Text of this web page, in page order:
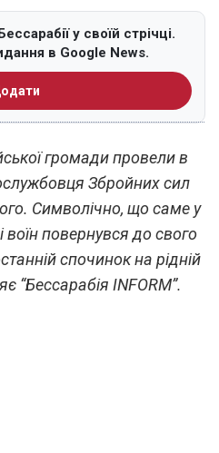
у своїй стрічці.
в Google News.
громади провели в
Збройних сил
Символічно, що саме у
воїн повернувся до свого
спочинок на рідній
“Бессарабія INFORM”.